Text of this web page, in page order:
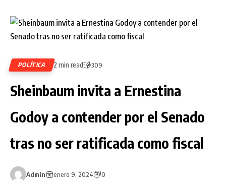
POLÍTICA 2 min read 309
Sheinbaum invita a Ernestina
Godoy a contender por el Senado
tras no ser ratificada como fiscal
Admin enero 9, 2024 0